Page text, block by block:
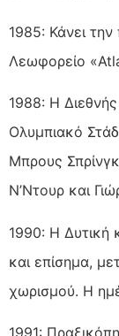
1985: Κάνει
Λεωφορείο
1988: Η
Ολυμπιακό
Μπρους
Ν’Ντουρ και
1990: Η Δυτική
και επίσημα,
χωρισμού. Η
1991: